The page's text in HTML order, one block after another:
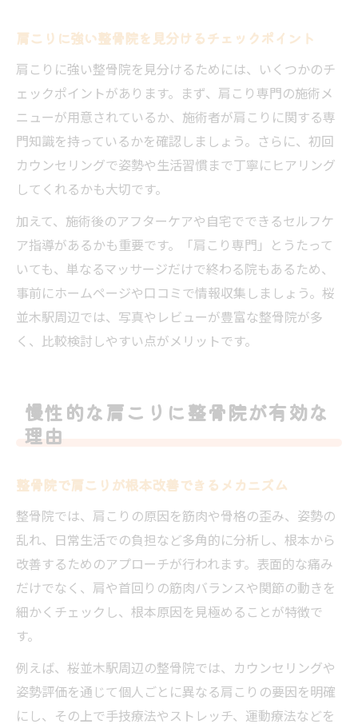
肩こりに強い整骨院を見分けるチェックポイント
肩こりに強い整骨院を見分けるためには、いくつかのチ
ェックポイントがあります。まず、肩こり専門の施術メ
ニューが用意されているか、施術者が肩こりに関する専
門知識を持っているかを確認しましょう。さらに、初回
カウンセリングで姿勢や生活習慣まで丁寧にヒアリング
してくれるかも大切です。
加えて、施術後のアフターケアや自宅でできるセルフケ
ア指導があるかも重要です。「肩こり専門」とうたって
いても、単なるマッサージだけで終わる院もあるため、
事前にホームページや口コミで情報収集しましょう。桜
並木駅周辺では、写真やレビューが豊富な整骨院が多
く、比較検討しやすい点がメリットです。
慢性的な肩こりに整骨院が有効な
理由
整骨院で肩こりが根本改善できるメカニズム
整骨院では、肩こりの原因を筋肉や骨格の歪み、姿勢の
乱れ、日常生活での負担など多角的に分析し、根本から
改善するためのアプローチが行われます。表面的な痛み
だけでなく、肩や首回りの筋肉バランスや関節の動きを
細かくチェックし、根本原因を見極めることが特徴で
す。
例えば、桜並木駅周辺の整骨院では、カウンセリングや
姿勢評価を通じて個人ごとに異なる肩こりの要因を明確
にし、その上で手技療法やストレッチ、運動療法などを